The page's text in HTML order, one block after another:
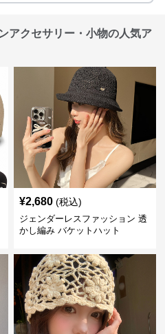
アクセサリー・小物の人気ア
¥2,680 (税込)
ジェンダーレスファッション 透
かし編み バケットハット